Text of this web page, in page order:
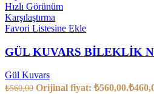
Hızlı Görünüm
Karşılaştırma
Favori Listesine Ekle
GÜL KUVARS BİLEKLİK
Gül Kuvars
₺560,00 Orijinal fiyat: ₺560,00.₺